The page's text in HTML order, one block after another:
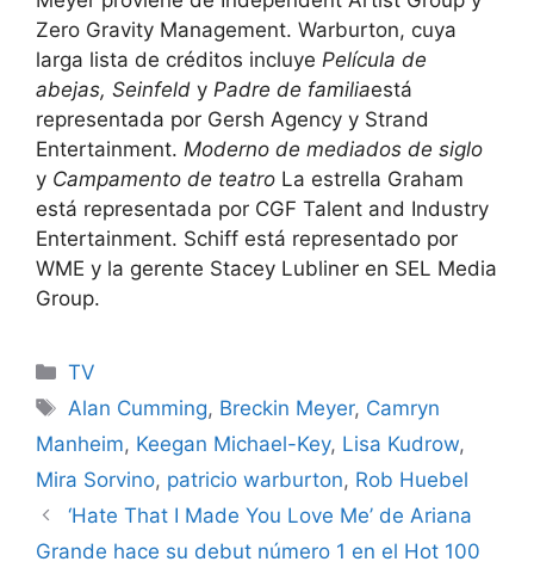
Zero Gravity Management. Warburton, cuya
larga lista de créditos incluye Película de
abejas, Seinfeld y Padre de familiaestá
representada por Gersh Agency y Strand
Entertainment. Moderno de mediados de siglo
y Campamento de teatro La estrella Graham
está representada por CGF Talent and Industry
Entertainment. Schiff está representado por
WME y la gerente Stacey Lubliner en SEL Media
Group.
Categories
TV
Tags
Alan Cumming, Breckin Meyer, Camryn
Manheim, Keegan Michael-Key, Lisa Kudrow,
Mira Sorvino, patricio warburton, Rob Huebel
‘Hate That I Made You Love Me’ de Ariana
Grande hace su debut número 1 en el Hot 100